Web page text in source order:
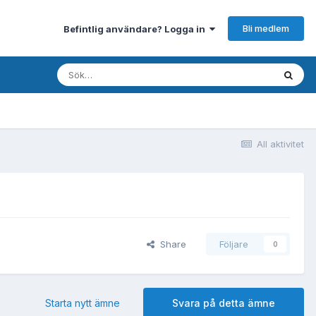
Befintlig användare? Logga in Bli medlem
All aktivitet
Share Följare 0
Svara på detta ämne
Starta nytt ämne